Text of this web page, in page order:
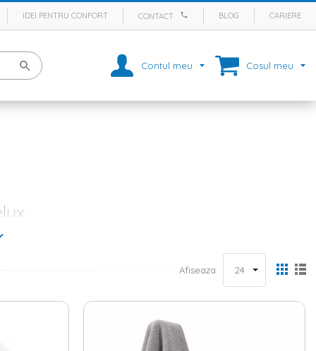
IDEI PENTRU CONFORT CONTACT BLOG CARIERE
Contul meu Cosul meu
bucuri de o baie calda. Din acest motiv, aceasta incapere este
cotidian si iti faci timp pentru tine. Iar daca ar fi sa facem o lista
listei.
ta, atunci ai ajuns in locul potrivit. La Homelux gasesti
cate unul din fiecare sau poti opta pentru seturile noastre
set 4 prosoapede baie, catifelate si blande cu
dar si pe un
suport prosoape. In plus, prosoapele realizate din
Afiseaza